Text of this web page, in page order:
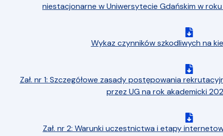
niestacjonarne w Uniwersytecie Gdańskim w
Wykaz czynników szkodliwych na
Zał. nr 1: Szczegółowe zasady postępowania
przez UG na rok akademicki
Zał. nr 2: Warunki uczestnictwa i etapy